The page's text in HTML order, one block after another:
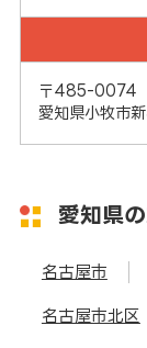
〒485-0074
愛知県小牧市
愛知県
名古屋市
名古屋市北区